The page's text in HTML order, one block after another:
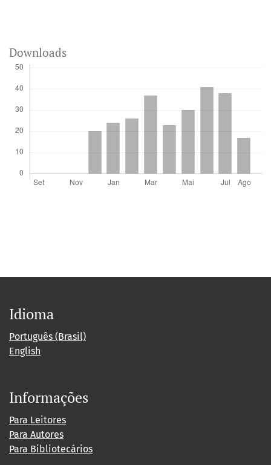
Downloads
Idioma
Português (Brasil)
English
Informações
Para Leitores
Para Autores
Para Bibliotecários